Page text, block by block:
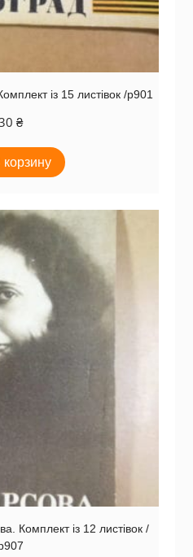
із 15 листівок /р901
₴
корзину
Комплект із 12 листівок /